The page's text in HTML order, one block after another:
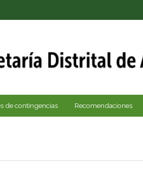
de contingencias Recomendaciones